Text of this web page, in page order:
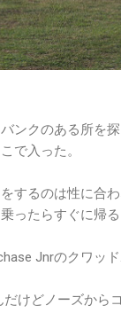
ンクのある所を
で入った。
するのは性に合
ったらすぐに帰る
Jnrのクワッド
けどノーズから